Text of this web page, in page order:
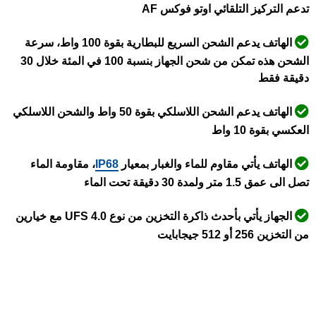
تدعم التركيز التلقائي اوتو فوكس AF
الهاتف يدعم الشحن السريع للبطارية بقوة 100 واط، سرعة
الشحن هذه تمكن من شحن الجهاز بنسبة 100 في المئة خلال 30
دقيقة فقط
الهاتف يدعم الشحن اللاسلكي بقوة 50 واط والشحن اللاسلكي
العكسي بقوة 10 واط
الهاتف يأتي مقاوم للماء والغبار بمعيار IP68 ، مقاومة الماء
تصل الى عمق 1.5 متر ولمدة 30 دقيقة تحت الماء
الجهاز يأتي بأحدث ذاكرة التخزين من نوع UFS 4.0 مع خيارين
من التخزين 256 أو 512 جيجابايت